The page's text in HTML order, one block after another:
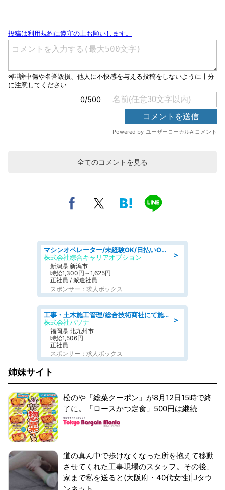
全てのコメントを見る
＞
マシンオペレーター/未経験OK/日払いOK/寮完備/交替制/20・30・40代活躍中
株式会社綜合キャリアオプション
新潟県 新潟市
時給1,300円～1,625円
正社員 / 派遣社員
スポンサー：求人ボックス
＞
工事・土木施工管理/総合技術商社にて施工管理のお仕事/即日勤務可/車通勤可/工事・土木施工管理/生産・品質管理
株式会社パソナ
福岡県 北九州市
時給1,506円
正社員
スポンサー：求人ボックス
姉妹サイト
松のや「総菜クーポン」が8月12日15時で終
了に。「ロースかつ定食」500円は継続
道の真ん中で歩けなくなった所を抱えて移動
させてくれた工事現場のスタッフ。その後、
家まで私を送ると(大阪府・40代女性)|Jタウ